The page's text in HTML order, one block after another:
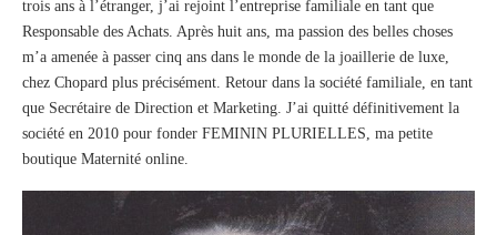
trois ans à l’étranger, j’ai rejoint l’entreprise familiale en tant que
Responsable des Achats. Après huit ans, ma passion des belles choses
m’a amenée à passer cinq ans dans le monde de la joaillerie de luxe,
chez Chopard plus précisément. Retour dans la société familiale, en tant
que Secrétaire de Direction et Marketing. J’ai quitté définitivement la
société en 2010 pour fonder FEMININ PLURIELLES, ma petite
boutique Maternité online.